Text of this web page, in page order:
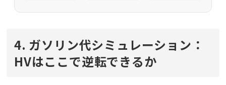
4. ガソリン代シミュレーション：
HVはここで逆転できるか